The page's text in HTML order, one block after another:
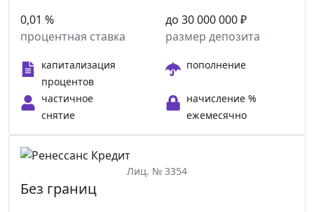
0,01 %
процентная ставка
до 30 000 000 ₽
размер депозита
капитализация
процентов
пополнение
частичное
снятие
начисление %
ежемесячно
Лиц. № 3354
Без границ